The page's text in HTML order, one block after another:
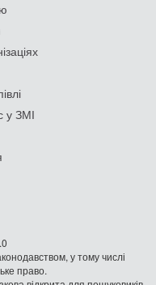
у ЗМІ
у тому числі
право.